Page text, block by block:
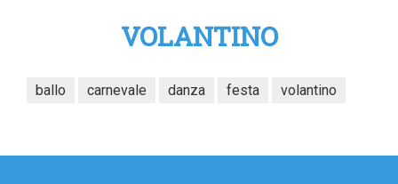
VOLANTINO
ballo carnevale danza festa volantino